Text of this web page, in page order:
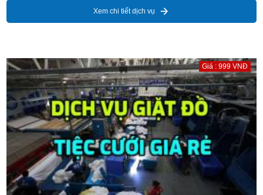
Xem chi tiết dịch vụ
Giá : 999 VNĐ